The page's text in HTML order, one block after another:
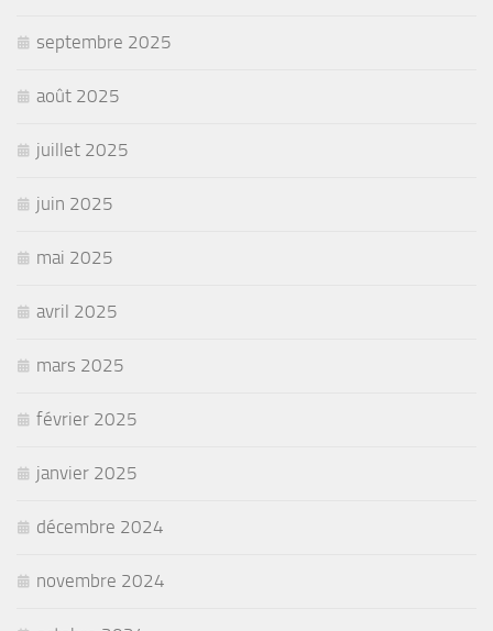
septembre 2025
août 2025
juillet 2025
juin 2025
mai 2025
avril 2025
mars 2025
février 2025
janvier 2025
décembre 2024
novembre 2024